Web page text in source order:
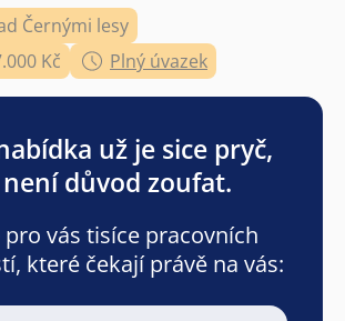
Černými lesy
Kč
Plný úvazek
už je sice pryč,
důvod zoufat.
pro vás tisíce pracovních
které čekají právě na vás: